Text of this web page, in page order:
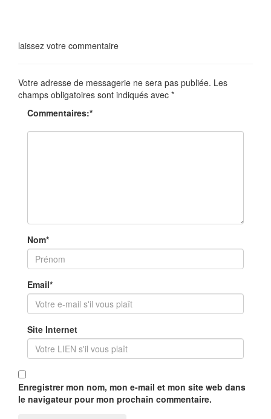
laissez votre commentaire
Votre adresse de messagerie ne sera pas publiée. Les
champs obligatoires sont indiqués avec *
Commentaires:*
Nom*
Email*
Site Internet
Enregistrer mon nom, mon e-mail et mon site web dans
le navigateur pour mon prochain commentaire.